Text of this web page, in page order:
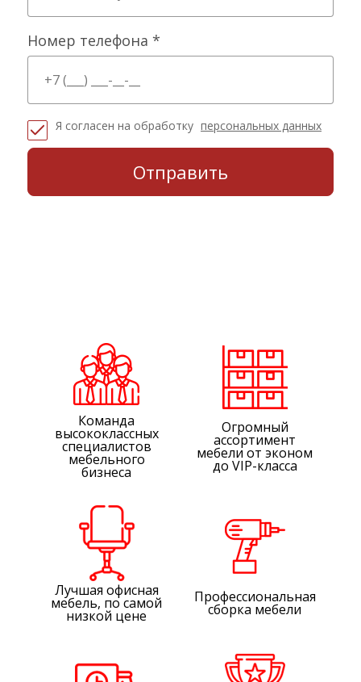
Номер телефона *
Я согласен на обработку персональных данных
Команда
высококлассных
специалистов
мебельного
бизнеса
Огромный
ассортимент
мебели от эконом
до VIP-класса
Лучшая офисная
мебель, по самой
низкой цене
Профессиональная
сборка мебели